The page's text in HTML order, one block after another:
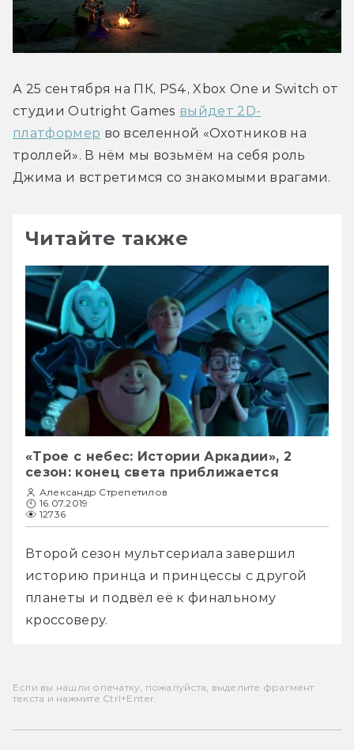
А 25 сентября на ПК, PS4, Xbox One и Switch от
студии Outright Games выйдет 2D-
платформер во вселенной «Охотников на
троллей». В нём мы возьмём на себя роль
Джима и встретимся со знакомыми врагами.
Читайте также
«Трое с небес: Истории Аркадии», 2
сезон: конец света приближается
Александр Стрепетилов
16.07.2019
12736
Второй сезон мультсериала завершил
историю принца и принцессы с другой
планеты и подвёл её к финальному
кроссоверу.
Если вы нашли опечатку, пожалуйста, выделите фрагмент
текста и нажмите Ctrl+Enter.